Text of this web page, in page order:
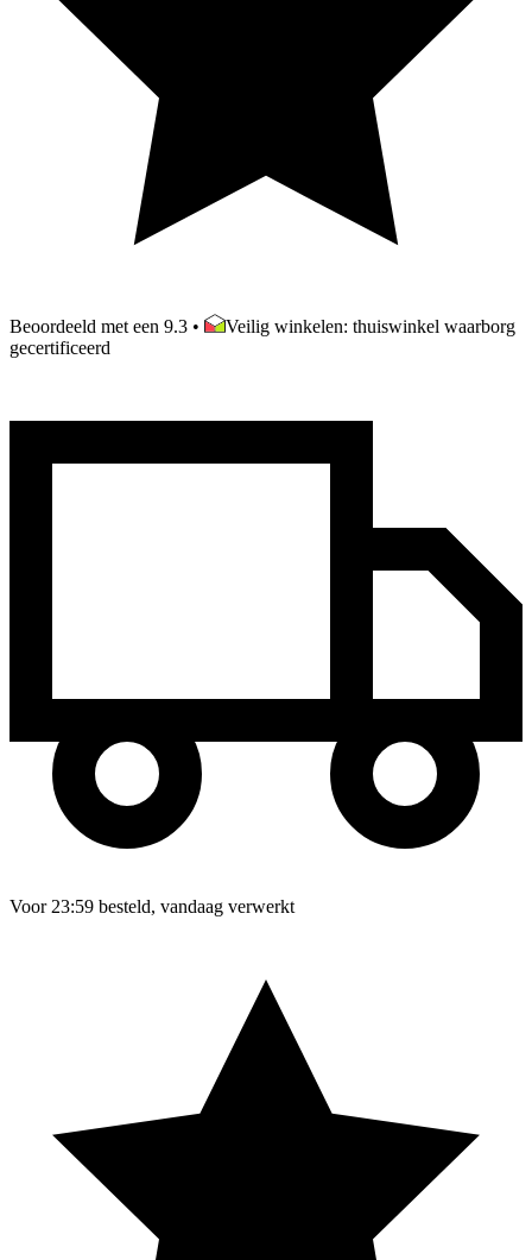
Beoordeeld met een 9.3 •
Veilig winkelen: thuiswinkel waarborg
gecertificeerd
Voor 23:59 besteld, vandaag verwerkt